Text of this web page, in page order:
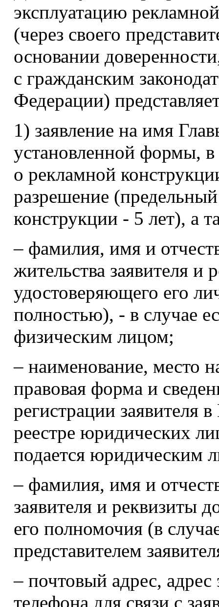
эксплуатацию
(через своего
основании
с гражданским
Федерации)
1) заявление на имя
установленной формы, в
о рекламной
разрешение
конструкции - 5 лет), а
– фамилия, имя и
жительства заявителя и
удостоверяющего его
полностью), - в случае
физическим лицом;
– наименование, место
правовая форма и
регистрации заявителя
реестре юридических
подается юридическим
– фамилия, имя и
заявителя и реквизиты
его полномочия (в
представителем
– почтовый адрес,
телефона для связи с